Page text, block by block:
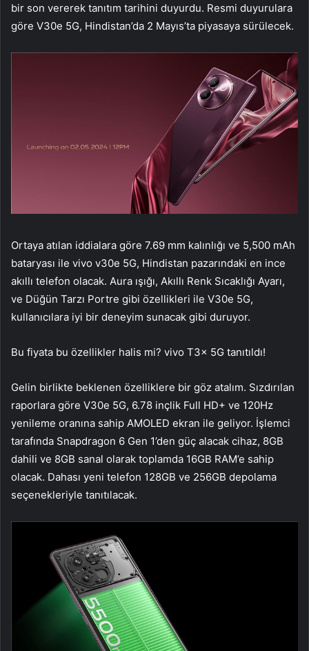
bir son vererek tanıtım tarihini duyurdu. Resmi duyurulara
göre V30e 5G, Hindistan’da 2 Mayıs’ta piyasaya sürülecek.
Ortaya atılan iddialara göre 7.69 mm kalınlığı ve 5,500 mAh
bataryası ile vivo v30e 5G, Hindistan pazarındaki en ince
akıllı telefon olacak. Aura ışığı, Akıllı Renk Sıcaklığı Ayarı,
ve Düğün Tarzı Portre gibi özellikleri ile V30e 5G,
kullanıcılara iyi bir deneyim sunacak gibi duruyor.
Bu fiyata bu özellikler halis mi? vivo T3x 5G tanıtıldı!
Gelin birlikte beklenen özelliklere bir göz atalım. Sızdırılan
raporlara göre V30e 5G, 6.78 inçlik Full HD+ ve 120Hz
yenileme oranına sahip AMOLED ekran ile geliyor. İşlemci
tarafında Snapdragon 6 Gen 1’den güç alacak cihaz, 8GB
dahili ve 8GB sanal olarak toplamda 16GB RAM’e sahip
olacak. Dahası yeni telefon 128GB ve 256GB depolama
seçenekleriyle tanıtılacak.